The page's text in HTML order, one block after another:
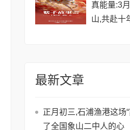
真能量:3
山,共赴十
最新文章
正月初三,石浦渔港这场
了全国象山二中人的心